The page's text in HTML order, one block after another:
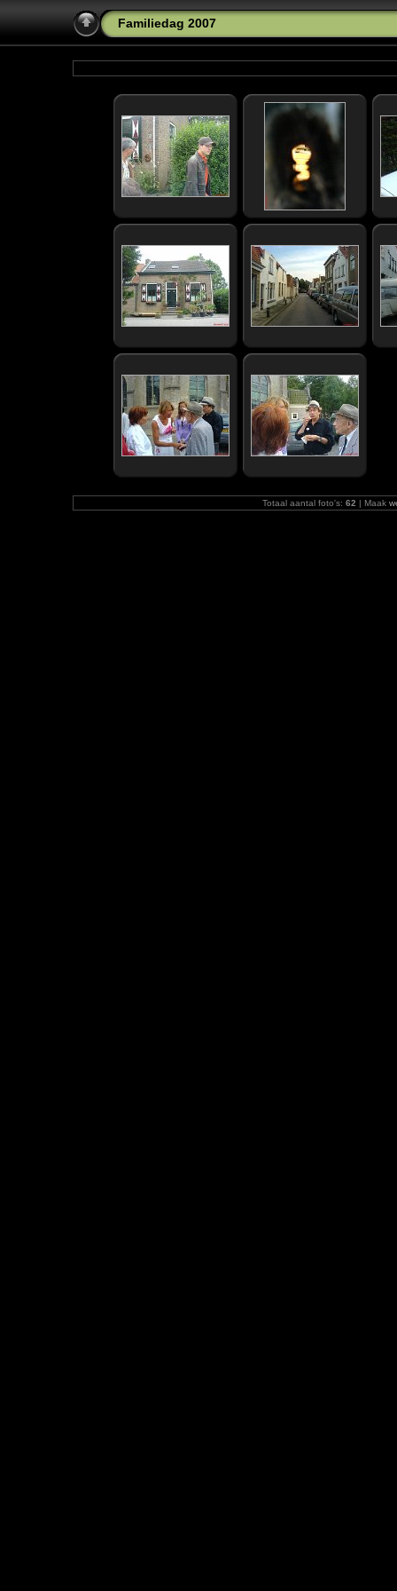
Familiedag 2007
Totaal aantal foto's: 62 | Maak